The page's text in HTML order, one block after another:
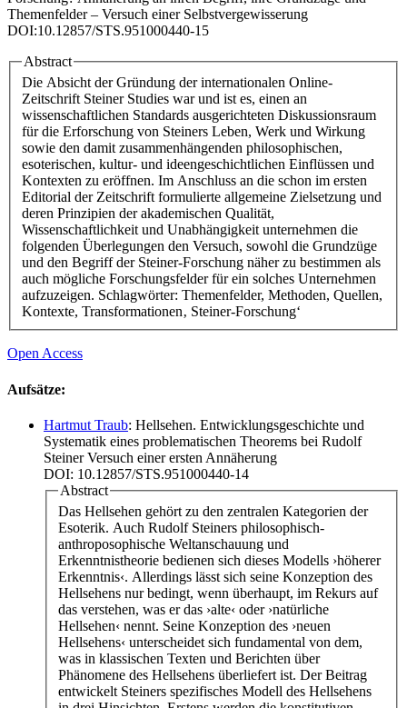
Themenfelder – Versuch einer Selbstvergewisserung
DOI:10.12857/STS.951000440-15
Abstract
Die Absicht der Gründung der internationalen Online-
Zeitschrift Steiner Studies war und ist es, einen an
wissenschaftlichen Standards ausgerichteten Diskussionsraum
für die Erforschung von Steiners Leben, Werk und Wirkung
sowie den damit zusammenhängenden philosophischen,
esoterischen, kultur- und ideengeschichtlichen Einflüssen und
Kontexten zu eröffnen. Im Anschluss an die schon im ersten
Editorial der Zeitschrift formulierte allgemeine Zielsetzung und
deren Prinzipien der akademischen Qualität,
Wissenschaftlichkeit und Unabhängigkeit unternehmen die
folgenden Überlegungen den Versuch, sowohl die Grundzüge
und den Begriff der Steiner-Forschung näher zu bestimmen als
auch mögliche Forschungsfelder für ein solches Unternehmen
aufzuzeigen. Schlagwörter: Themenfelder, Methoden, Quellen,
Kontexte, Transformationen‚ Steiner-Forschung‘
Open Access
Aufsätze:
Hartmut Traub: Hellsehen. Entwicklungsgeschichte und
Systematik eines problematischen Theorems bei Rudolf
Steiner Versuch einer ersten Annäherung
DOI: 10.12857/STS.951000440-14
Abstract
Das Hellsehen gehört zu den zentralen Kategorien der
Esoterik. Auch Rudolf Steiners philosophisch-
anthroposophische Weltanschauung und
Erkenntnistheorie bedienen sich dieses Modells ›höherer
Erkenntnis‹. Allerdings lässt sich seine Konzeption des
Hellsehens nur bedingt, wenn überhaupt, im Rekurs auf
das verstehen, was er das ›alte‹ oder ›natürliche
Hellsehen‹ nennt. Seine Konzeption des ›neuen
Hellsehens‹ unterscheidet sich fundamental von dem,
was in klassischen Texten und Berichten über
Phänomene des Hellsehens überliefert ist. Der Beitrag
entwickelt Steiners spezifisches Modell des Hellsehens